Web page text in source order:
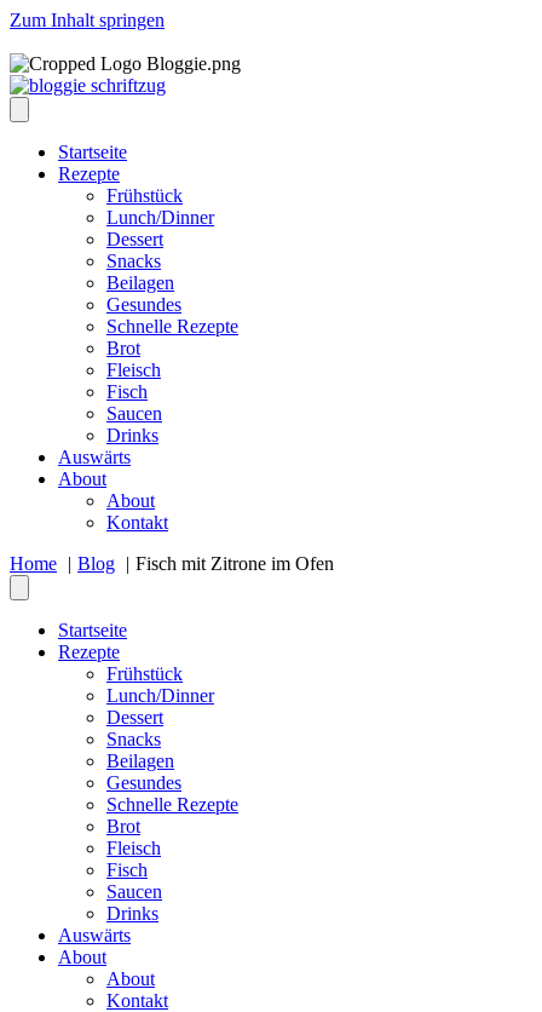
Zum Inhalt springen
Startseite
Rezepte
Frühstück
Lunch/Dinner
Dessert
Snacks
Beilagen
Gesundes
Schnelle Rezepte
Brot
Fleisch
Fisch
Saucen
Drinks
Auswärts
About
About
Kontakt
Home
Blog Fisch mit Zitrone im Ofen
Startseite
Rezepte
Frühstück
Lunch/Dinner
Dessert
Snacks
Beilagen
Gesundes
Schnelle Rezepte
Brot
Fleisch
Fisch
Saucen
Drinks
Auswärts
About
About
Kontakt